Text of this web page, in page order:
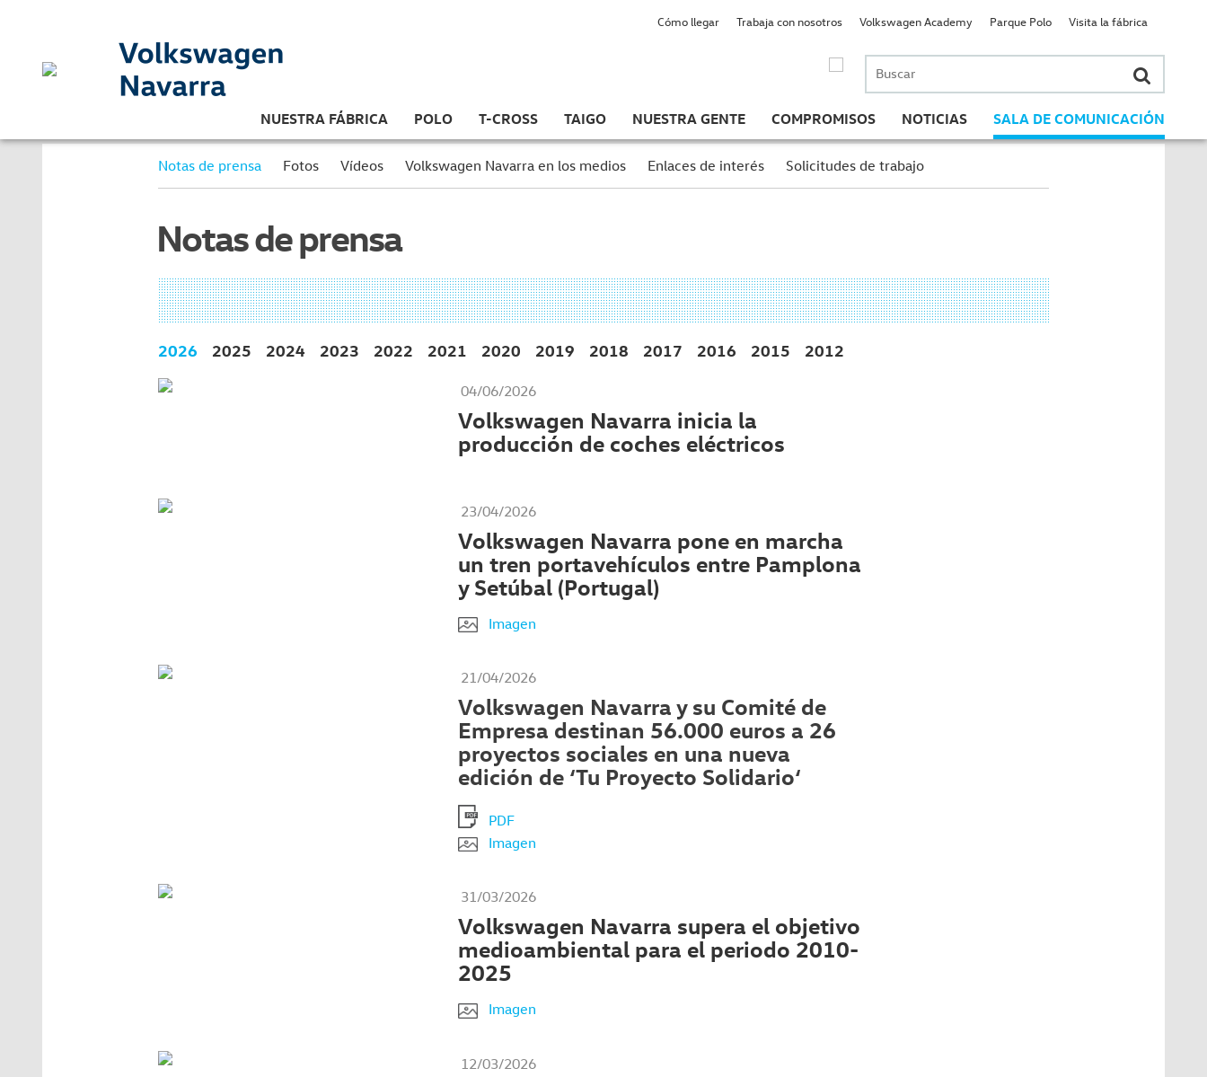
Buscar
por:
NUESTRA FÁBRICA POLO T-CROSS TAIGO NUESTRA GENTE COMPROMISOS NOTICIAS SALA DE COMUNICACIÓN
Cómo llegar Trabaja con nosotros Volkswagen Academy Parque Polo Visita la fábrica
Notas de prensa Fotos Vídeos Volkswagen Navarra en los medios Enlaces de interés Solicitudes de trabajo
Notas de prensa
2026 2025 2024 2023 2022 2021 2020 2019 2018 2017 2016 2015 2012
04/06/2026
Volkswagen Navarra inicia la
producción de coches eléctricos
23/04/2026
Volkswagen Navarra pone en marcha
un tren portavehículos entre Pamplona
y Setúbal (Portugal)
Imagen
21/04/2026
Volkswagen Navarra y su Comité de
Empresa destinan 56.000 euros a 26
proyectos sociales en una nueva
edición de ‘Tu Proyecto Solidario‘
PDF
Imagen
31/03/2026
Volkswagen Navarra supera el objetivo
medioambiental para el periodo 2010-
2025
Imagen
12/03/2026